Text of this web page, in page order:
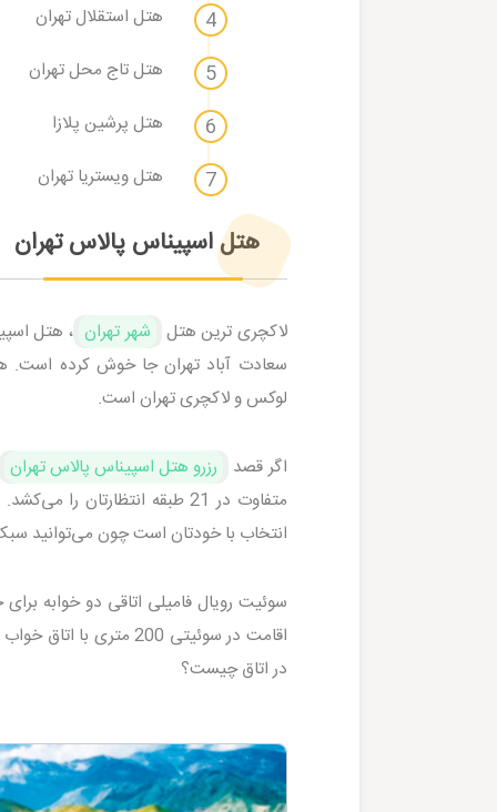
هتل استقلال تهران
هتل تاج محل تهران
هتل پرشین پلازا
هتل ویستریا تهران
هتل اسپیناس پالاس تهران
لاکچری ترین هتل شهر تهران ، هتل
سعادت آباد تهران جا خوش کرده است.
لوکس و لاکچری تهران است.
اگر قصد
رزرو هتل اسپیناس پالاس تهران
متفاوت در 21 طبقه
انتخاب با خودتان است چون می‌توانید
سوئیت رویال فامیلی اتاقی دو خوابه
اقامت در سوئیتی
در اتاق چیست؟